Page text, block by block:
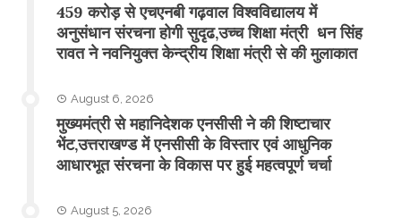
459 करोड़ से एचएनबी गढ़वाल विश्वविद्यालय में
अनुसंधान संरचना होगी सुदृढ,उच्च शिक्षा मंत्री धन सिंह
रावत ने नवनियुक्त केन्द्रीय शिक्षा मंत्री से की मुलाकात
August 6, 2026
मुख्यमंत्री से महानिदेशक एनसीसी ने की शिष्टाचार
भेंट,उत्तराखण्ड में एनसीसी के विस्तार एवं आधुनिक
आधारभूत संरचना के विकास पर हुई महत्वपूर्ण चर्चा
August 5, 2026